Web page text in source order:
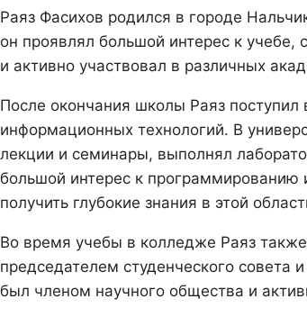
Раяз Фасихов родился в городе
он проявлял большой интерес к учебе,
и активно участвовал в различных
После окончания школы Раяз поступил
информационных технологий. В
лекции и семинары, выполнял
большой интерес к программированию
получить глубокие знания в этой
Во время учебы в колледже Раяз
председателем студенческого совета
был членом научного общества и